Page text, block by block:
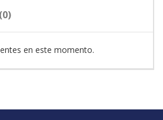
en este momento.